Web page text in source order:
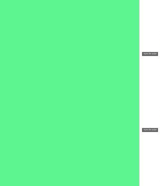
सदस्य टीम प्रबंधन
सदस्य टीम प्रबंधन